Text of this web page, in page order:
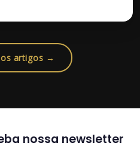
artigos →
nossa newsletter